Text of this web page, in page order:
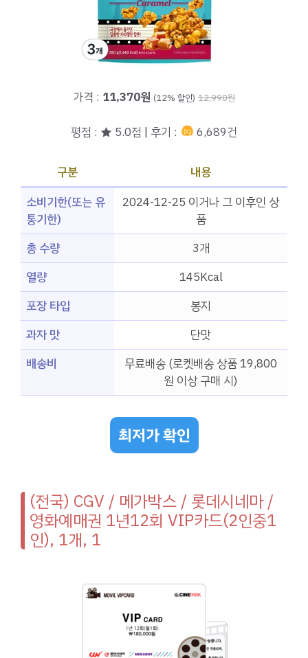
가격 : 11,370원 (12% 할인) 12,990원
평점 : ★ 5.0점 | 후기 : 6,689건
구분
내용
소비기한(또는 유
통기한)
2024-12-25 이거나 그 이후인 상
품
총 수량
3개
열량
145Kcal
포장 타입
봉지
과자 맛
단맛
배송비
무료배송 (로켓배송 상품 19,800
원 이상 구매 시)
최저가 확인
(전국) CGV / 메가박스 / 롯데시네마 /
영화예매권 1년12회 VIP카드(2인중1
인), 1개, 1